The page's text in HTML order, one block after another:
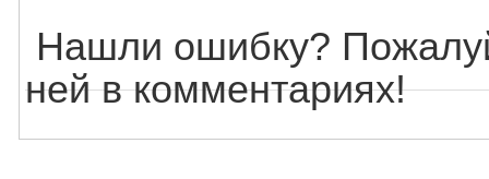
Нашли ошибку?
ней в комментариях!